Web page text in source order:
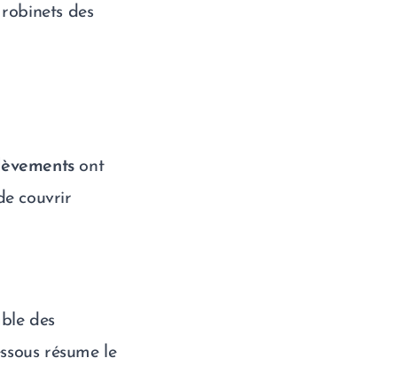
des
ont
couvrir
des
résume le